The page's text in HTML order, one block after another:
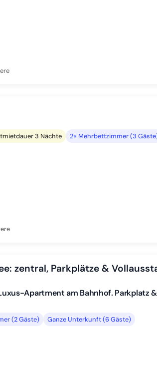
3 Nächte
2× Mehrbettzimmer (3
zentral, Parkplätze &
Apartment am Bahnhof. Parkplatz
(2 Gäste) Ganze Unterkunft (6 Gäste)